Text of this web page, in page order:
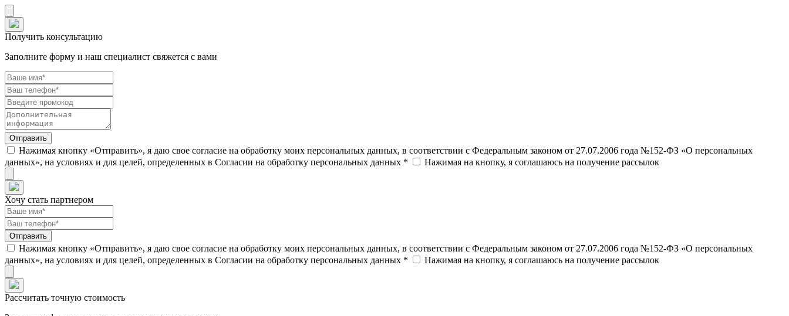
Получить консультацию
Заполните форму и наш специалист свяжется с вами
Нажимая кнопку «Отправить», я даю свое согласие на обработку моих персональных данных, в соответствии с Федеральным законом от 27.07.2006 года №152-ФЗ «О персональных
данных», на условиях и для целей, определенных в Согласии на обработку персональных данных *
Нажимая на кнопку, я соглашаюсь на получение рассылок
Хочу стать партнером
Нажимая кнопку «Отправить», я даю свое согласие на обработку моих персональных данных, в соответствии с Федеральным законом от 27.07.2006 года №152-ФЗ «О персональных
данных», на условиях и для целей, определенных в Согласии на обработку персональных данных *
Нажимая на кнопку, я соглашаюсь на получение рассылок
Рассчитать точную стоимость